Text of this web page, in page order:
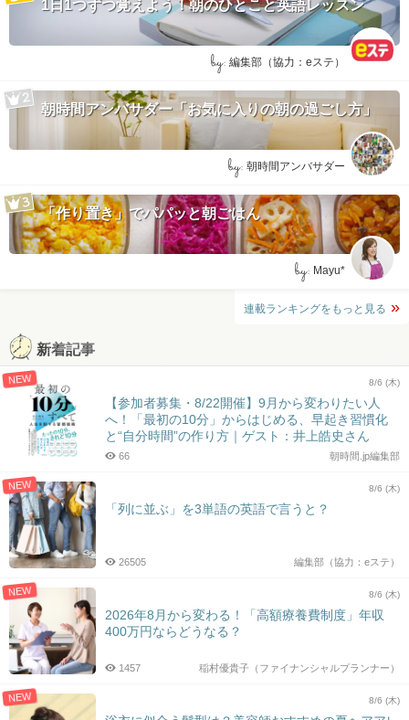
1日1つずつ覚えよう！朝のひとこと英語レッスン
by: 編集部（協力：eステ）
朝時間アンバサダー「お気に入りの朝の過ごし方」
by: 朝時間アンバサダー
「作り置き」でパパッと朝ごはん
by: Mayu*
連載ランキングをもっと見る
新着記事
NEW 8/6 (木)
【参加者募集・8/22開催】9月から変わりたい人
へ！「最初の10分」からはじめる、早起き習慣化
と“自分時間”の作り方｜ゲスト：井上皓史さん
朝時間.jp編集部
66
NEW 8/6 (木)
「列に並ぶ」を3単語の英語で言うと？
編集部（協力：eステ）
26505
NEW 8/6 (木)
2026年8月から変わる！「高額療養費制度」年収
400万円ならどうなる？
稲村優貴子（ファイナンシャルプランナー）
1457
NEW 8/6 (木)